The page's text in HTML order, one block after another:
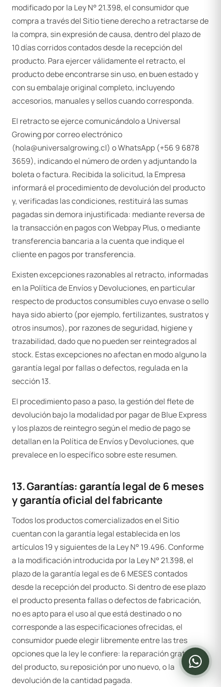
modificado por la Ley N° 21.398, el consumidor que
compra a través del Sitio tiene derecho a retractarse de
la compra, sin expresión de causa, dentro del plazo de
10 días corridos contados desde la recepción del
producto. Para ejercer válidamente el retracto, el
producto debe encontrarse sin uso, en buen estado y
con su embalaje original completo, incluyendo
accesorios, manuales y sellos cuando corresponda.
El retracto se ejerce comunicándolo a Universal
Growing por correo electrónico
(hola@universalgrowing.cl) o WhatsApp (+56 9 6878
3659), indicando el número de orden y adjuntando la
boleta o factura. Recibida la solicitud, la Empresa
informará el procedimiento de devolución del producto
y, verificadas las condiciones, restituirá las sumas
pagadas sin demora injustificada: mediante reversa de
la transacción en pagos con Webpay Plus, o mediante
transferencia bancaria a la cuenta que indique el
cliente en pagos por transferencia.
Existen excepciones razonables al retracto, informadas
en la Política de Envíos y Devoluciones, en particular
respecto de productos consumibles cuyo envase o sello
haya sido abierto (por ejemplo, fertilizantes, sustratos y
otros insumos), por razones de seguridad, higiene y
trazabilidad, dado que no pueden ser reintegrados al
stock. Estas excepciones no afectan en modo alguno la
garantía legal por fallas o defectos, regulada en la
sección 13.
El procedimiento paso a paso, la gestión del flete de
devolución bajo la modalidad por pagar de Blue Express
y los plazos de reintegro según el medio de pago se
detallan en la Política de Envíos y Devoluciones, que
prevalece en lo específico sobre este resumen.
13. Garantías: garantía legal de 6 meses
y garantía oficial del fabricante
Todos los productos comercializados en el Sitio
cuentan con la garantía legal establecida en los
artículos 19 y siguientes de la Ley N° 19.496. Conforme
a la modificación introducida por la Ley N° 21.398, el
plazo de la garantía legal es de 6 MESES contados
desde la recepción del producto. Si dentro de ese plazo
el producto presenta fallas o defectos de fabricación,
no es apto para el uso al que está destinado o no
corresponde a las especificaciones ofrecidas, el
consumidor puede elegir libremente entre las tres
opciones que la ley le confiere: la reparación gratuita
del producto, su reposición por uno nuevo, o la
devolución de la cantidad pagada.